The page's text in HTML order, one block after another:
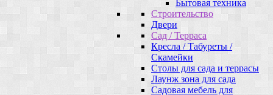
Бытовая техника
Строительство
Двери
Сад / Терраса
Кресла / Табуреты /
Скамейки
Столы для сада и террасы
Лаунж зона для сада
Садовая мебель для